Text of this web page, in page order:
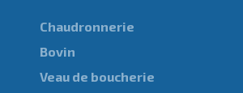
Chaudronnerie
Bovin
Veau de boucherie